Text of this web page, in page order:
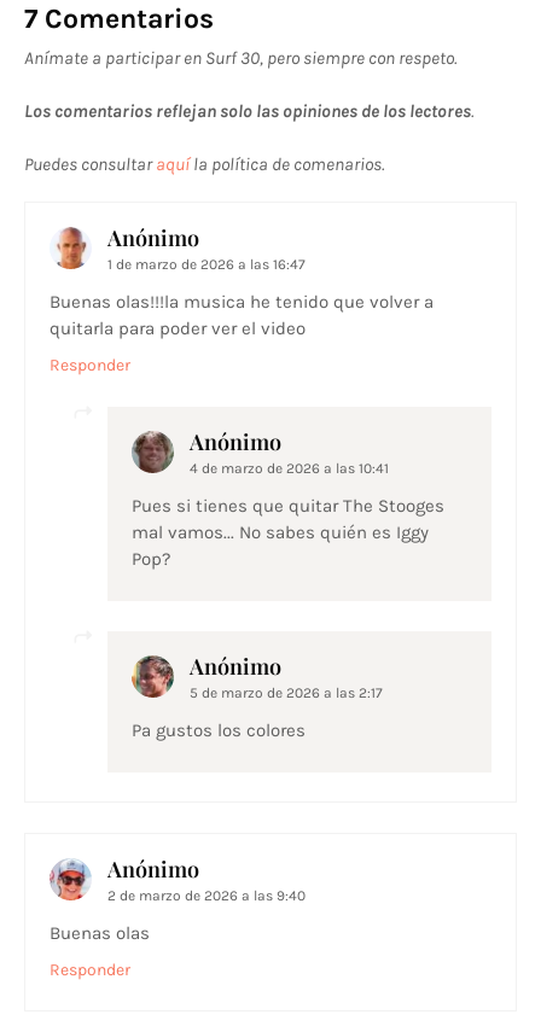
7 Comentarios
Anímate a participar en Surf 30, pero siempre con respeto.
Los comentarios reflejan solo las opiniones de los lectores.
Puedes consultaraquíla política de comenarios.
Anónimo
1 de marzo de 2026 a las 16:47
Buenas olas!!!la musica he tenido que volver a
quitarla para poder ver el video
Responder
Anónimo
4 de marzo de 2026 a las 10:41
Pues si tienes que quitar The Stooges
mal vamos... No sabes quién es Iggy
Pop?
Anónimo
5 de marzo de 2026 a las 2:17
Pa gustos los colores
Anónimo
2 de marzo de 2026 a las 9:40
Buenas olas
Responder